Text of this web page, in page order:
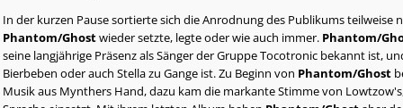
In der kurzen Pause sortierte sich die Anrodnung des Publikums
Phantom/Ghostwieder setzte, legte oder wie auch immer. Phantom/
seine langjährige Präsenz als Sänger der Gruppe Tocotronic bekannt ist,
Bierbeben oder auch Stella zu Gange ist. Zu Beginn von Phantom/Ghost
Musik aus Mynthers Hand, dazu kam die markante Stimme von